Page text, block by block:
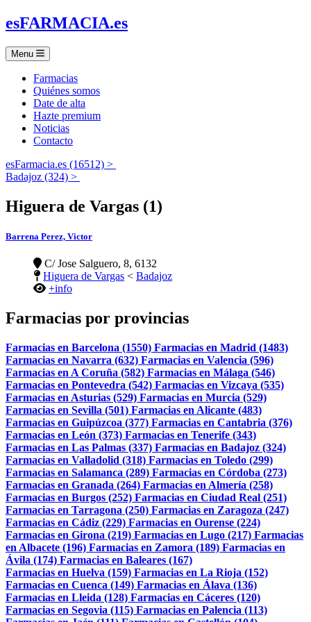
esFARMACIA.es
Menu
Farmacias
Quiénes somos
Date de alta
Hazte premium
Noticias
Contacto
esFarmacia.es (16512) >
Badajoz (324) >
Higuera de Vargas (1)
Barrena Perez, Victor
C/ Jose Salguero, 8, 6132
Higuera de Vargas < Badajoz
+info
Farmacias por provincias
Farmacias en Barcelona (1550) Farmacias en Madrid (1483)
Farmacias en Navarra (632) Farmacias en Valencia (596)
Farmacias en A Coruña (582) Farmacias en Málaga (546)
Farmacias en Pontevedra (542) Farmacias en Vizcaya (535)
Farmacias en Asturias (529) Farmacias en Murcia (529)
Farmacias en Sevilla (501) Farmacias en Alicante (483)
Farmacias en Guipúzcoa (377) Farmacias en Cantabria (376)
Farmacias en León (373) Farmacias en Tenerife (343)
Farmacias en Las Palmas (337) Farmacias en Badajoz (324)
Farmacias en Valladolid (318) Farmacias en Toledo (299)
Farmacias en Salamanca (289) Farmacias en Córdoba (273)
Farmacias en Granada (264) Farmacias en Almería (258)
Farmacias en Burgos (252) Farmacias en Ciudad Real (251)
Farmacias en Tarragona (250) Farmacias en Zaragoza (247)
Farmacias en Cádiz (229) Farmacias en Ourense (224)
Farmacias en Girona (219) Farmacias en Lugo (217) Farmacias
en Albacete (196) Farmacias en Zamora (189) Farmacias en
Ávila (174) Farmacias en Baleares (167)
Farmacias en Huelva (159) Farmacias en La Rioja (152)
Farmacias en Cuenca (149) Farmacias en Álava (136)
Farmacias en Lleida (128) Farmacias en Cáceres (120)
Farmacias en Segovia (115) Farmacias en Palencia (113)